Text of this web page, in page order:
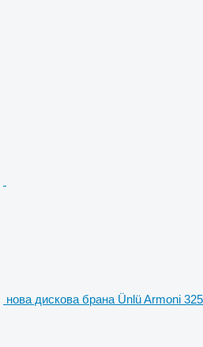
нова дискова брана Ünlü Armoni 325